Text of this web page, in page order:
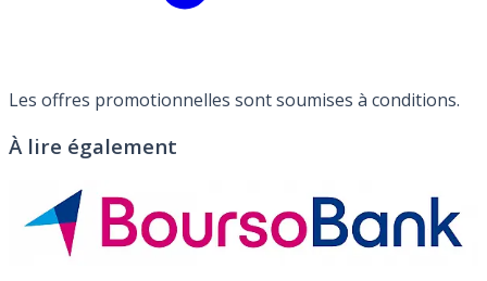
Les offres promotionnelles sont soumises à conditions.
À lire également